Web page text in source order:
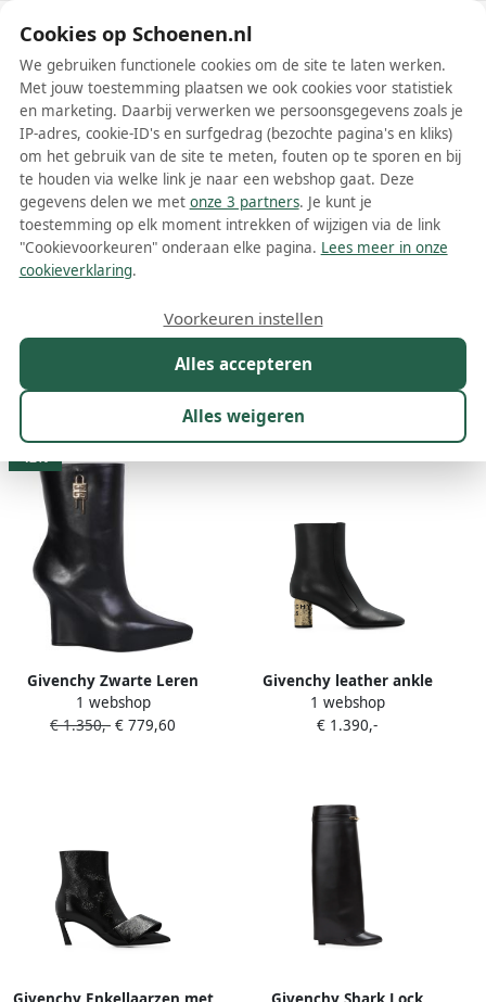
Schoenen.nl
Wis filters Alle filters
Zwarte Givenchy dames laarzen
Meer lezen
Kleur 1
28 resultaten:
42%
Givenchy Zwarte Leren
Enkellaarzen Elegante Stijl
Black Dames
1 webshop
€ 1.350,- € 779,60
Givenchy leather ankle
boots Zwart
1 webshop
€ 1.390,-
Cookies op Schoenen.nl
We gebruiken functionele cookies om de site te laten werken.
Met jouw toestemming plaatsen we ook cookies voor statistiek
en marketing. Daarbij verwerken we persoonsgegevens zoals je
IP-adres, cookie-ID's en surfgedrag (bezochte pagina's en kliks)
om het gebruik van de site te meten, fouten op te sporen en bij
te houden via welke link je naar een webshop gaat. Deze
gegevens delen we met onze 3 partners. Je kunt je
toestemming op elk moment intrekken of wijzigen via de link
"Cookievoorkeuren" onderaan elke pagina. Lees meer in onze
cookieverklaring.
Alles accepteren
Alles weigeren
Voorkeuren instellen